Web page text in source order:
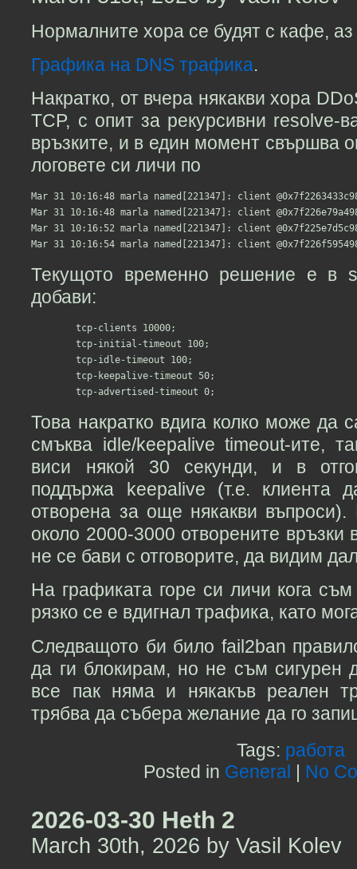
Нормалните хора се будят с кафе,
Графика на DNS трафика.
Накратко, от вчера някакви хора
TCP, с опит за рекурсивни resolve-
връзките, и в един момент свършва
логовете си личи по
Mar 31 10:16:48 marla named[221347]: client
Mar 31 10:16:48 marla named[221347]: client
Mar 31 10:16:52 marla named[221347]: client
Текущото временно решение е в
добави:
        tcp-clients 10000;
        tcp-initial-timeout 100;
        tcp-idle-timeout 100;
        tcp-keepalive-timeout 50;
Това накратко вдига колко може да
смъква idle/keepalive timeout-ите,
виси някой 30 секунди, и в
поддържа keepalive (т.е. клиента
отворена за още някакви
около 2000-3000 отворените
не се бави с отговорите, да видим
На графиката горе си личи кога
рязко се е вдигнал трафика, като
Следващото би било fail2ban
да ги блокирам, но не съм сигурен
все пак няма и някакъв реален
трябва да събера желание да го
Tags: работа
Posted in General No
2026-03-30 Heth 2
March 30th, 2026 by Vasil Kolev